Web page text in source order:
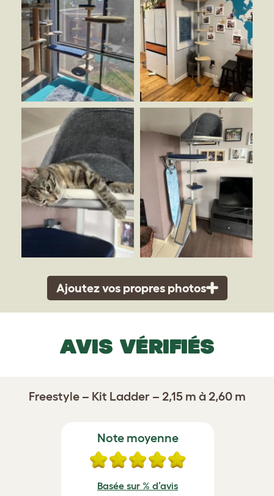
Ajoutez vos propres photos
AVIS VÉRIFIÉS
Freestyle – Kit Ladder – 2,15 m à 2,60 m
Note moyenne
Basée sur % d’avis